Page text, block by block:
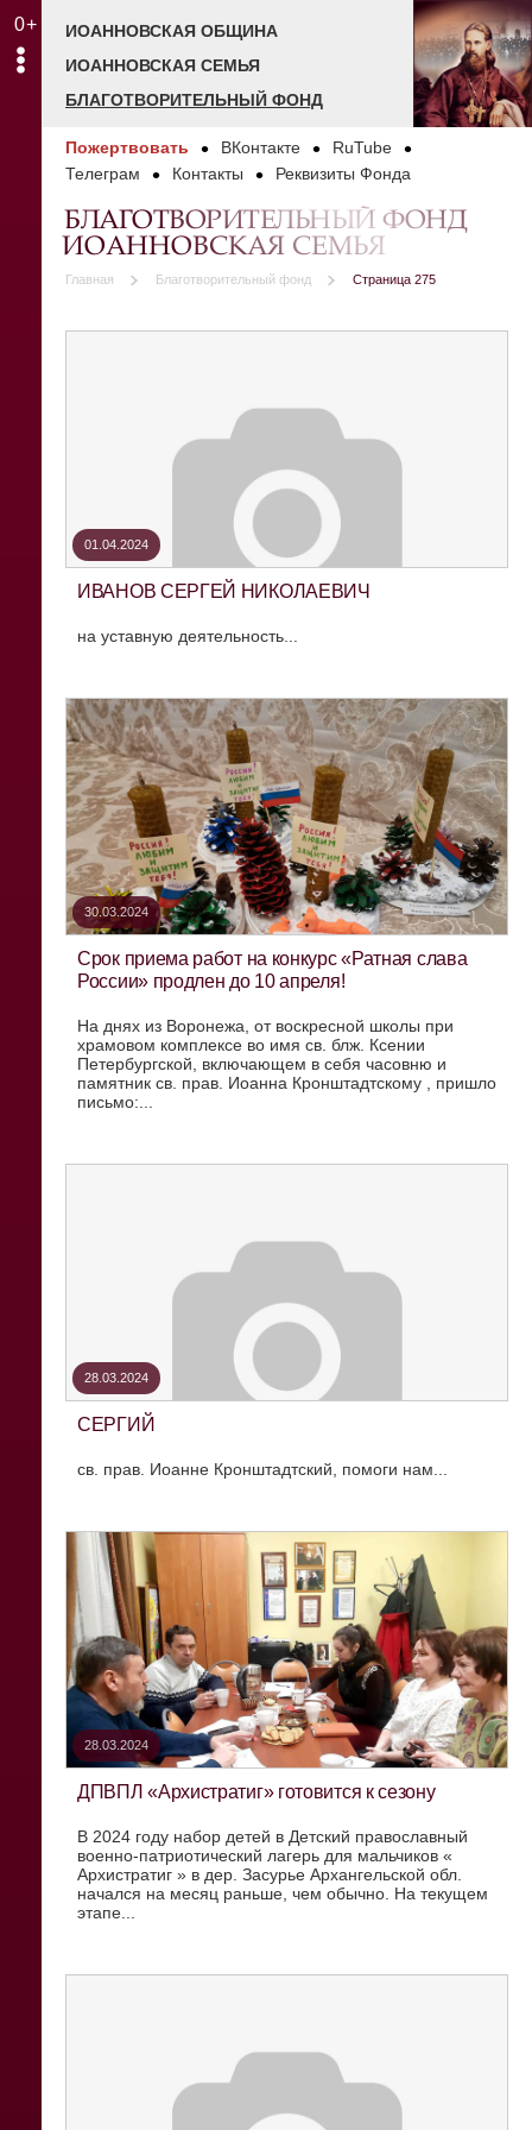
0+
ИОАННОВСКАЯ ОБЩИНА
ИОАННОВСКАЯ СЕМЬЯ
БЛАГОТВОРИТЕЛЬНЫЙ ФОНД
Пожертвовать ВКонтакте
RuTube
Телеграм
Контакты Реквизиты Фонда
БЛАГОТВОРИТЕЛЬНЫЙ ФОНД
ИОАННОВСКАЯ СЕМЬЯ
Главная Благотворительный фонд Страница 275
01.04.2024
ИВАНОВ СЕРГЕЙ НИКОЛАЕВИЧ
на уставную деятельность...
30.03.2024
Срок приема работ на конкурс «Ратная слава
России» продлен до 10 апреля!
На днях из Воронежа, от воскресной школы при
храмовом комплексе во имя св. блж. Ксении
Петербургской, включающем в себя часовню и
памятник св. прав. Иоанна Кронштадтскому , пришло
письмо:...
28.03.2024
СЕРГИЙ
св. прав. Иоанне Кронштадтский, помоги нам...
28.03.2024
ДПВПЛ «Архистратиг» готовится к сезону
В 2024 году набор детей в Детский православный
военно-патриотический лагерь для мальчиков «
Архистратиг » в дер. Засурье Архангельской обл.
начался на месяц раньше, чем обычно. На текущем
этапе...